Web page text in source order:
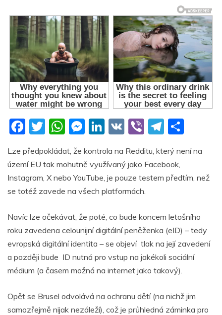
F
a
c
e
b
o
k
T
itt
er
W
at
s
A
p
M
ss
e
n
er
Li
k
e
dI
V
Vi
er
T
e
gr
ar
e
Lze předpokládat, že kontrola na Redditu, který není na
území EU tak mohutně využívaný jako Facebook,
Instagram, X nebo YouTube, je pouze testem předtím, než
se totéž zavede na všech platformách.
Navíc lze očekávat, že poté, co bude koncem letošního
roku zavedena celounijní digitální peněženka (eID) – tedy
evropská digitální identita – se objeví tlak na její zavedení
a později bude ID nutná pro vstup na jakékoli sociální
médium (a časem možná na internet jako takový).
Opět se Brusel odvolává na ochranu dětí (na nichž jim
samozřejmě nijak nezáleží), což je průhledná záminka pro